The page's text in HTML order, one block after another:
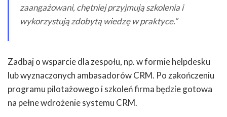
zaangażowani, chętniej przyjmują szkolenia i
wykorzystują zdobytą wiedzę w praktyce.”
Zadbaj o wsparcie dla zespołu, np. w formie helpdesku
lub wyznaczonych ambasadorów CRM. Po zakończeniu
programu pilotażowego i szkoleń firma będzie gotowa
na pełne wdrożenie systemu CRM.